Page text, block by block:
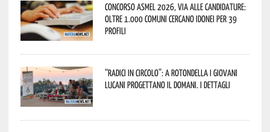
Concorso Asmel 2026, via alle candidature:
oltre 1.000 Comuni cercano idonei per 39
profili
“Radici in Circolo”: a Rotondella i giovani
lucani progettano il domani. I dettagli